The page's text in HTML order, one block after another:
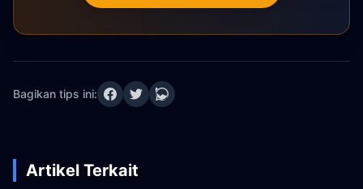
Bagikan tips ini:
Artikel Terkait